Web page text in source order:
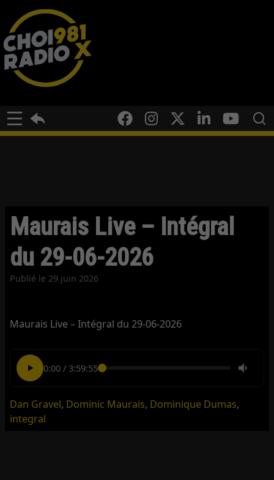
Maurais Live – Intégral
du 29-06-2026
Publié le 29 juin 2026
Maurais Live – Intégral du 29-06-2026
0:00/ 3:59:55
Dan Gravel, Dominic Maurais, Dominique Dumas,
integral